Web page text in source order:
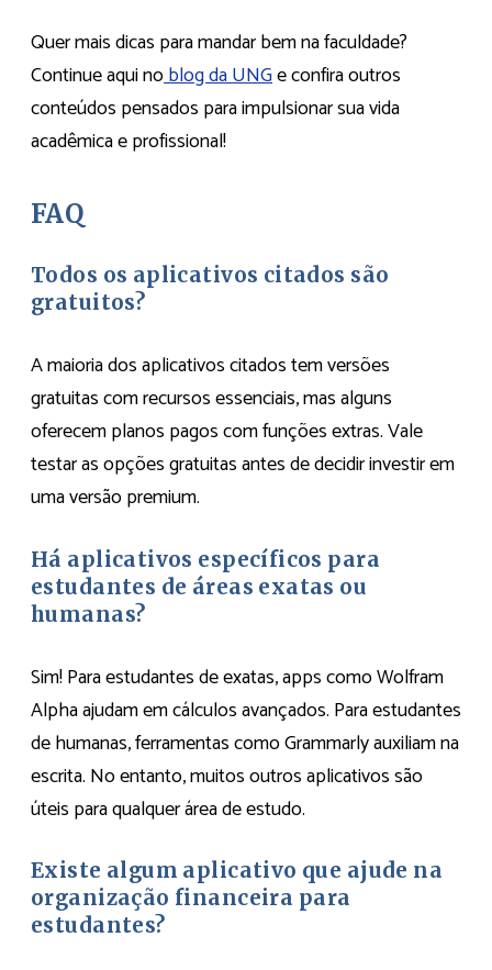
Quer mais dicas para mandar bem na faculdade?
Continue aqui noblog daUNGe confira outros
conteúdos pensados para impulsionar sua vida
acadêmica e profissional!
FAQ
Todos os aplicativos citados são
gratuitos?
A maioria dos aplicativos citados tem versões
gratuitas com recursos essenciais, mas alguns
oferecem planos pagos com funções extras. Vale
testar as opções gratuitas antes de decidir investir em
uma versão premium.
Há aplicativos específicos para
estudantes de áreas exatas ou
humanas?
Sim! Para estudantes de exatas, apps como Wolfram
Alpha ajudam em cálculos avançados. Para estudantes
de humanas, ferramentas como Grammarly auxiliam na
escrita. No entanto, muitos outros aplicativos são
úteis para qualquer área de estudo.
Existe algum aplicativo que ajude na
organização financeira para
estudantes?